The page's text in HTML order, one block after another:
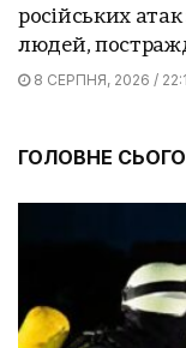
російських
людей,
8 СЕРПНЯ, 2026 /
ГОЛОВНЕ